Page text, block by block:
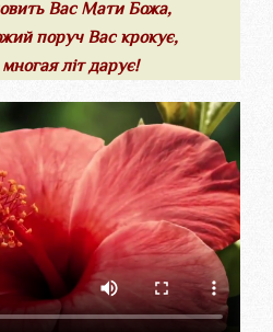
Вас Мати Божа,
поруч Вас крокує,
літ дарує!